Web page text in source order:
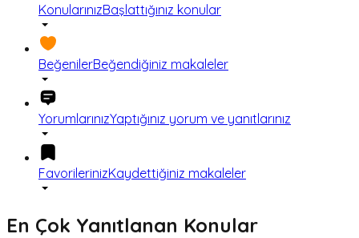
KonularınızBaşlattığınız konular
BeğenilerBeğendiğiniz makaleler
YorumlarınızYaptığınız yorum ve yanıtlarınız
FavorilerinizKaydettiğiniz makaleler
En Çok Yanıtlanan Konular